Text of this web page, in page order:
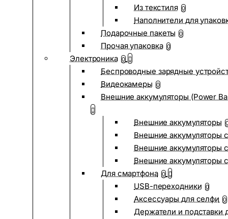
Из текстиля 0
Наполнители для
Подарочные пакеты 0
Прочая упаковка 0
Электроника 0
Беспроводные зарядные
Видеокамеры 0
Внешние аккумуляторы (Power
Внешние аккумуляторы
Внешние аккумуляторы
Внешние аккумуляторы
Внешние аккумуляторы
Для смартфона 0
USB-переходники 0
Аксессуары для селфи 0
Держатели и подставки